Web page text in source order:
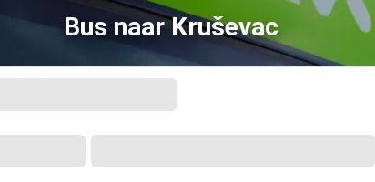
Bus naar Kruševac